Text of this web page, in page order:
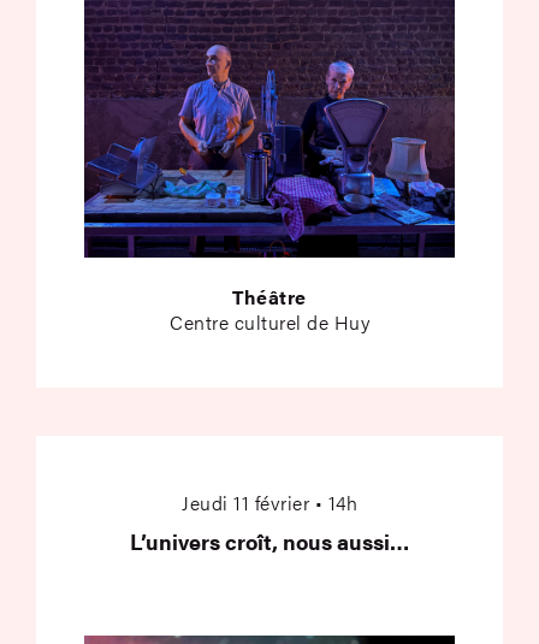
Théâtre
Centre culturel de Huy
Jeudi 11 février • 14h
L’univers croît, nous aussi…